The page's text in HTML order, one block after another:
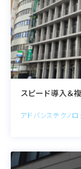
スピード導入＆
アドバンステクノ